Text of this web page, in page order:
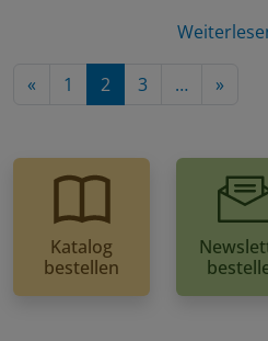
« 1 2 3 … »
Katalog
bestellen